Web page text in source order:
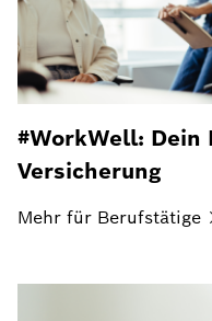
#WorkWell: Dein
Versicherung
Mehr für Berufstätige